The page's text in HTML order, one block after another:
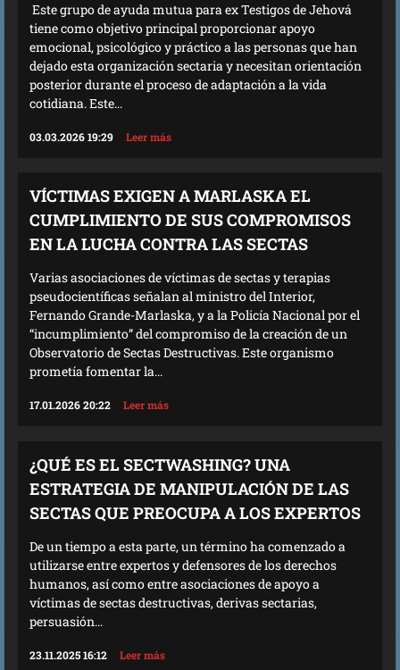
Este grupo de ayuda mutua para ex Testigos de Jehová
tiene como objetivo principal proporcionar apoyo
emocional, psicológico y práctico a las personas que han
dejado esta organización sectaria y necesitan orientación
posterior durante el proceso de adaptación a la vida
cotidiana. Este...
03.03.2026 19:29 Leer más
VÍCTIMAS EXIGEN A MARLASKA EL
CUMPLIMIENTO DE SUS COMPROMISOS
EN LA LUCHA CONTRA LAS SECTAS
Varias asociaciones de víctimas de sectas y terapias
pseudocientíficas señalan al ministro del Interior,
Fernando Grande-Marlaska, y a la Policía Nacional por el
“incumplimiento” del compromiso de la creación de un
Observatorio de Sectas Destructivas. Este organismo
prometía fomentar la...
17.01.2026 20:22 Leer más
¿QUÉ ES EL SECTWASHING? UNA
ESTRATEGIA DE MANIPULACIÓN DE LAS
SECTAS QUE PREOCUPA A LOS EXPERTOS
De un tiempo a esta parte, un término ha comenzado a
utilizarse entre expertos y defensores de los derechos
humanos, así como entre asociaciones de apoyo a
víctimas de sectas destructivas, derivas sectarias,
persuasión...
23.11.2025 16:12 Leer más